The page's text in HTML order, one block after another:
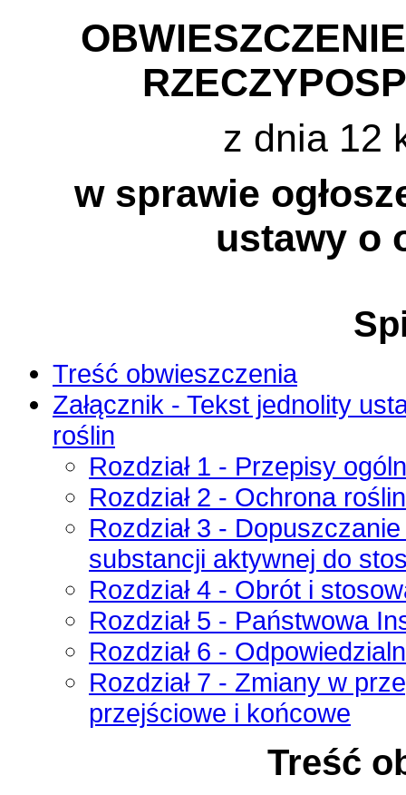
z dnia 12
w sprawie
ustawy o
Treść obwieszczenia
Załącznik - Tekst jednolity
roślin
Rozdział 1 - Przepisy
Rozdział 2 - Ochrona
Rozdział 3 -
substancji aktywnej do
Rozdział 4 - Obrót i
Rozdział 5 - Państwowa
Rozdział 6 -
Rozdział 7 - Zmiany w
przejściowe i końcowe
Treść